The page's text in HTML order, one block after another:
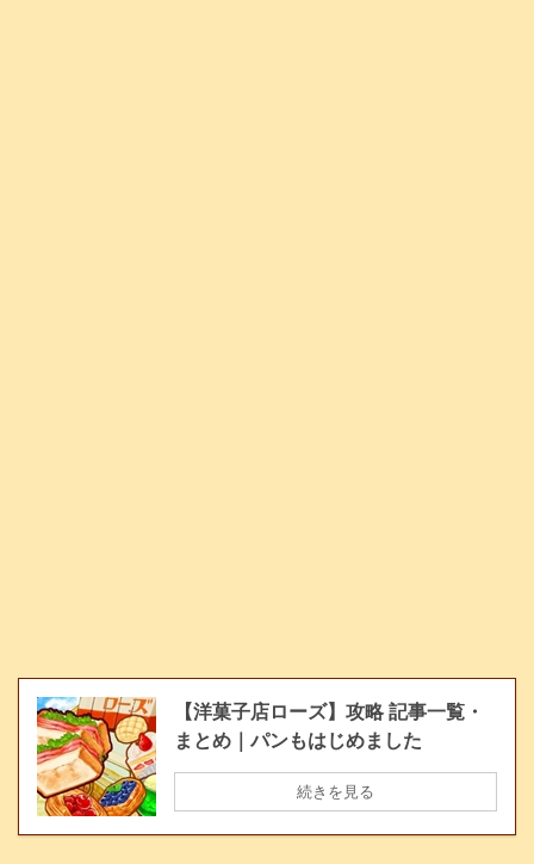
【洋菓子店ローズ】攻略 記事一覧・
まとめ｜パンもはじめました
続きを見る